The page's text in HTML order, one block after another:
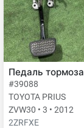
Педаль тормоза
#39088
TOYOTA PRIUS
ZVW30 • 3 • 2012
2ZRFXE